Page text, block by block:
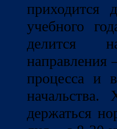
приходится
учебного
делится
направления
процесса и
держаться